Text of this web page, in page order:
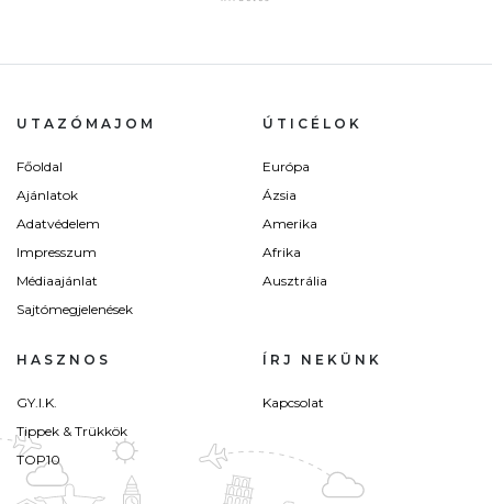
UTAZÓMAJOM
Főoldal
Ajánlatok
Adatvédelem
Impresszum
Médiaajánlat
Sajtómegjelenések
ÚTICÉLOK
Európa
Ázsia
Amerika
Afrika
Ausztrália
HASZNOS
GY.I.K.
Tippek & Trükkök
TOP10
ÍRJ NEKÜNK
Kapcsolat